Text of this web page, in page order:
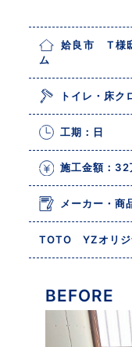
姶良市 T様
ム
トイレ・床ク
工期：日
施工金額：32
メーカー・商
TOTO YZオリジ
BEFORE